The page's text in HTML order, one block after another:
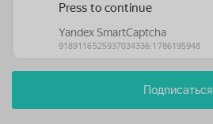
Подписаться